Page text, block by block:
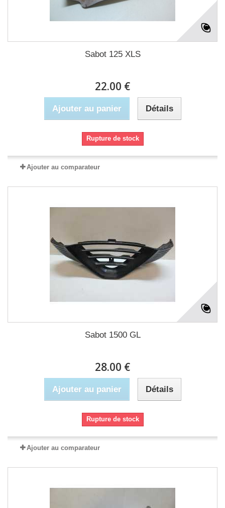
Sabot 125 XLS
22.00 €
Ajouter au panier Détails
Rupture de stock
Ajouter au comparateur
Sabot 1500 GL
28.00 €
Ajouter au panier Détails
Rupture de stock
Ajouter au comparateur